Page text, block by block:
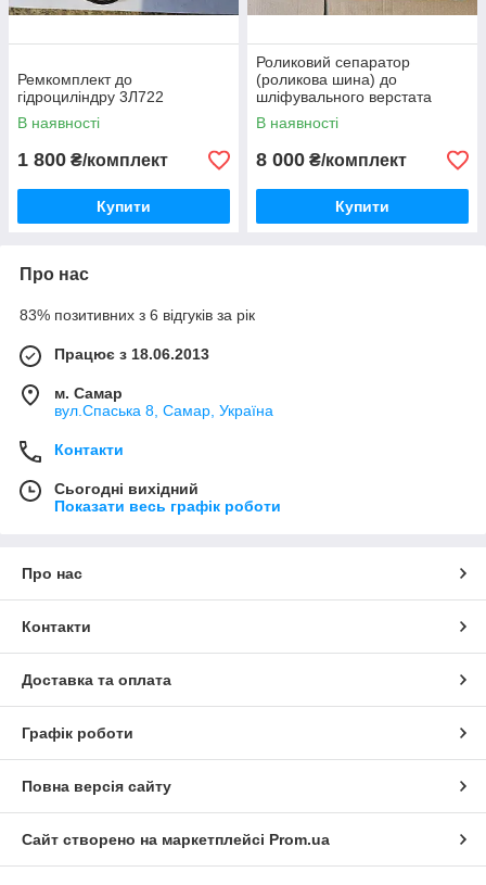
Ремкомплект до
гідроциліндру 3Л722
В наявності
1 800 ₴/комплект
Купити
Роликовий сепаратор
(роликова шина) до
шліфувального верстата
3Е711, 3В711, 3Д711,
3Д711вф
В наявності
8 000 ₴/комплект
Купити
Про нас
83% позитивних з 6 відгуків за рік
Працює з 18.06.2013
м. Самар
вул.Спаська 8, Самар, Україна
Контакти
Сьогодні вихідний
Показати весь графік роботи
Про нас
Контакти
Доставка та оплата
Графік роботи
Повна версія сайту
Сайт створено на маркетплейсі Prom.ua